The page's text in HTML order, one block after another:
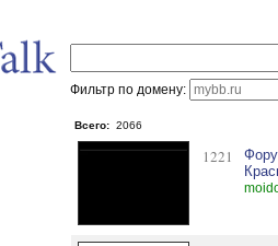
Фильтр по домену:
Всего: 2066
1221